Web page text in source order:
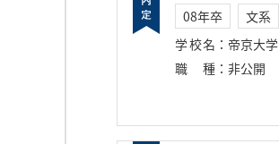
08年卒 文系
学校名 ： 帝京大学
職種 ： 非公開